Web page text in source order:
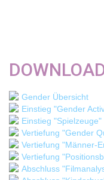
Gender Übersicht
Einstieg "Gender
Einstieg "Spielzeuge"
QUIZ.PDF
Vertiefung "Gender
Vertiefung "Männer-
Vertiefung
Abschluss